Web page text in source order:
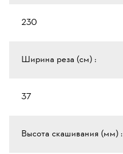
230
Ширина реза (см) :
37
Высота скашивания (мм) :